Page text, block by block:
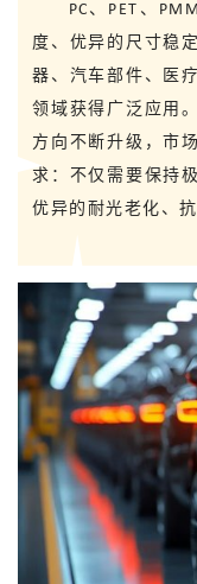
PC、PET、
度、优异的尺寸稳
器、汽车部件、医
领域获得广泛应用
方向不断升级，市
求：不仅需要保持
优异的耐光老化、